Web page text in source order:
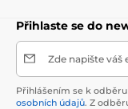
Přihlaste se do
Zde napište váš
Přihlášením se k
osobních údajů. Z